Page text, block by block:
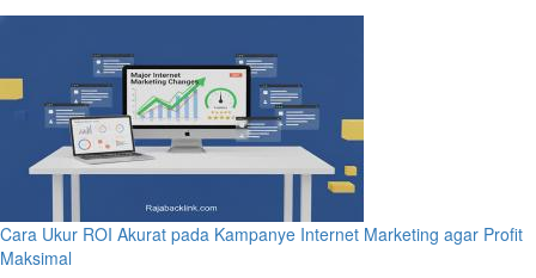
Cara Ukur ROI Akurat pada Kampanye Internet Marketing agar Profit
Maksimal